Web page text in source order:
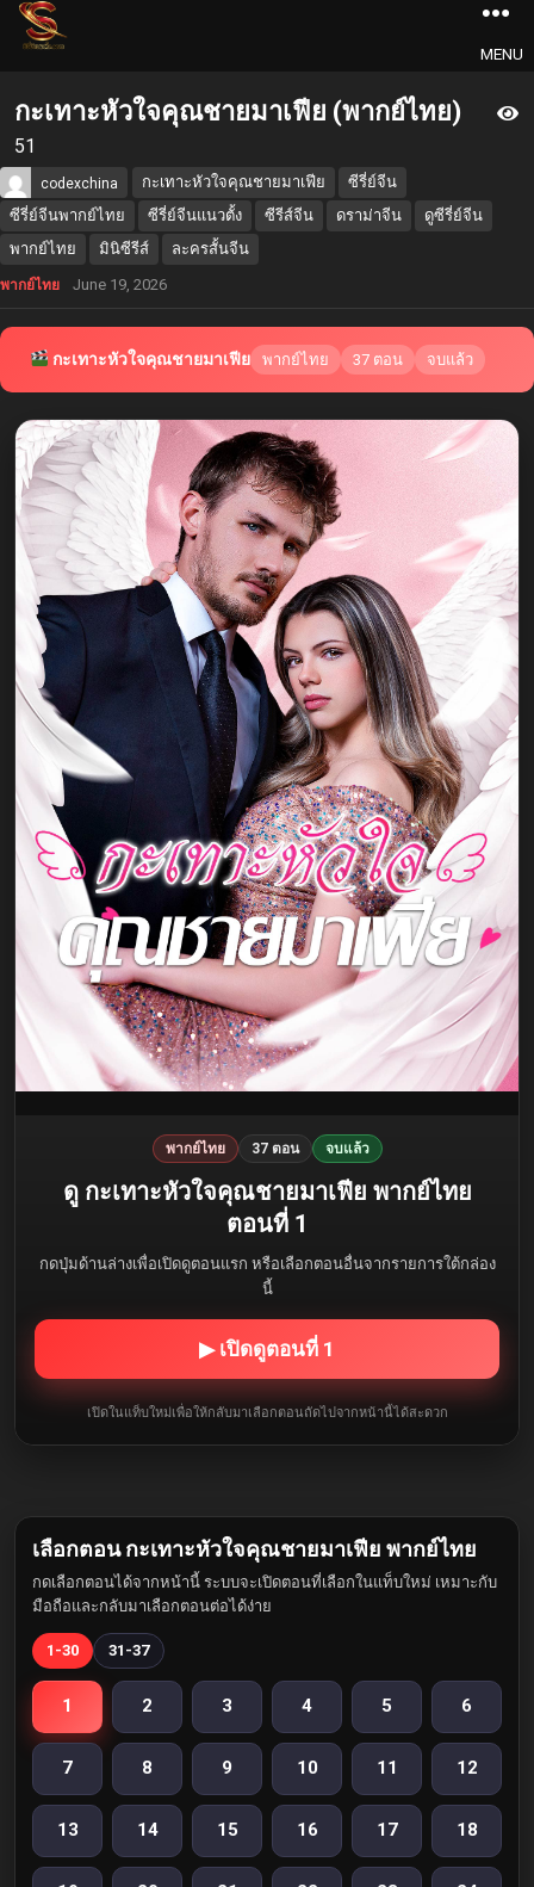
MENU
กะเทาะหัวใจคุณชายมาเฟีย (พากย์ไทย)
51
codexchina กะเทาะหัวใจคุณชายมาเฟีย
ซีรี่ย์จีน
ซีรี่ย์จีนพากย์ไทย
ซีรี่ย์จีนแนวตั้ง ซีรีส์จีน ดราม่าจีน
ดูซีรี่ย์จีน
พากย์ไทย
มินิซีรีส์ ละครสั้นจีน
พากย์ไทย June 19, 2026
กะเทาะหัวใจคุณชายมาเฟีย พากย์ไทย 37 ตอน จบแล้ว
พากย์ไทย 37 ตอน จบแล้ว
ดู กะเทาะหัวใจคุณชายมาเฟีย พากย์ไทย
ตอนที่ 1
กดปุ่มด้านล่างเพื่อเปิดดูตอนแรก หรือเลือกตอนอื่นจากรายการใต้กล่อง
นี้
▶ เปิดดูตอนที่ 1
เปิดในแท็บใหม่เพื่อให้กลับมาเลือกตอนถัดไปจากหน้านี้ได้สะดวก
เลือกตอน กะเทาะหัวใจคุณชายมาเฟีย พากย์ไทย
กดเลือกตอนได้จากหน้านี้ ระบบจะเปิดตอนที่เลือกในแท็บใหม่ เหมาะกับ
มือถือและกลับมาเลือกตอนต่อได้ง่าย
1-30 31-37
1 2 3 4 5 6
7 8 9 10 11 12
13 14 15 16 17 18